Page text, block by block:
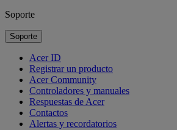
Soporte
Soporte
Acer ID
Registrar un producto
Acer Community
Controladores y manuales
Respuestas de Acer
Contactos
Alertas y recordatorios